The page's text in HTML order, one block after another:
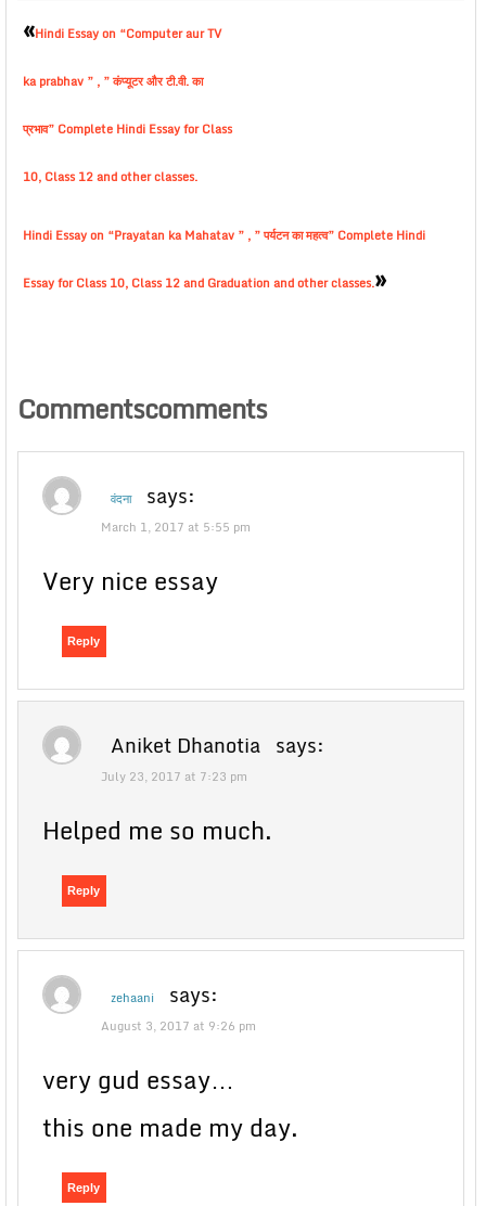
«Hindi Essay on “Computer aur TV
ka prabhav ” , ” कंप्यूटर और टी.वी. का
प्रभाव” Complete Hindi Essay for Class
10, Class 12 and other classes.
Hindi Essay on “Prayatan ka Mahatav ” , ” पर्यटन का महत्व” Complete Hindi
Essay for Class 10, Class 12 and Graduation and other classes.»
Commentscomments
वंदना says:
March 1, 2017 at 5:55 pm
Very nice essay
Reply
Aniket Dhanotia says:
July 23, 2017 at 7:23 pm
Helped me so much.
Reply
zehaani says:
August 3, 2017 at 9:26 pm
very gud essay…
this one made my day.
Reply